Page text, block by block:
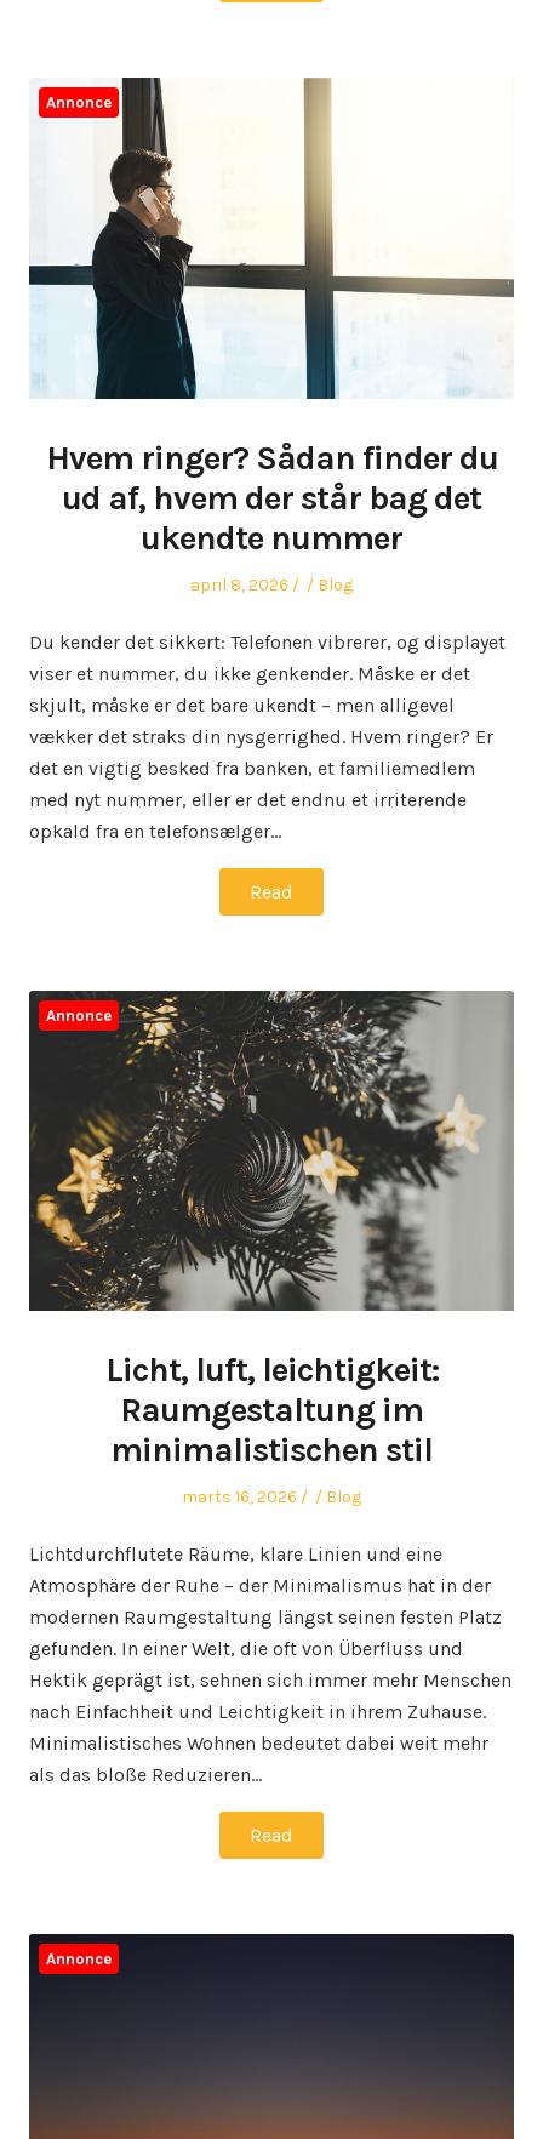
Annonce
Hvem ringer? Sådan finder du
ud af, hvem der står bag det
ukendte nummer
Posted
april 8, 2026 Author
Posted
Blog
Du kender det sikkert: Telefonen vibrerer, og displayet
viser et nummer, du ikke genkender. Måske er det
skjult, måske er det bare ukendt – men alligevel
vækker det straks din nysgerrighed. Hvem ringer? Er
det en vigtig besked fra banken, et familiemedlem
med nyt nummer, eller er det endnu et irriterende
opkald fra en telefonsælger…
Read
Annonce
Licht, luft, leichtigkeit:
Raumgestaltung im
minimalistischen stil
Posted
marts 16, 2026 Author
Posted
Blog
Lichtdurchflutete Räume, klare Linien und eine
Atmosphäre der Ruhe – der Minimalismus hat in der
modernen Raumgestaltung längst seinen festen Platz
gefunden. In einer Welt, die oft von Überfluss und
Hektik geprägt ist, sehnen sich immer mehr Menschen
nach Einfachheit und Leichtigkeit in ihrem Zuhause.
Minimalistisches Wohnen bedeutet dabei weit mehr
als das bloße Reduzieren…
Read
Annonce